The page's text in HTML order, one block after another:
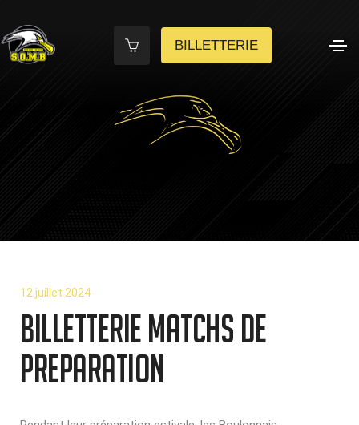
BILLETTERIE
12 juillet 2024
BILLETTERIE MATCHS DE
PREPARATION